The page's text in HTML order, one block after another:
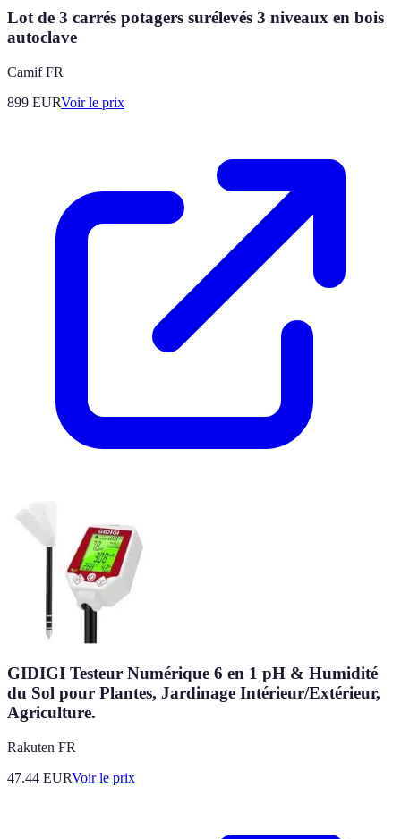
Lot de 3 carrés potagers surélevés 3 niveaux en bois
autoclave
Camif FR
899 EURVoir le prix
GIDIGI Testeur Numérique 6 en 1 pH & Humidité
du Sol pour Plantes, Jardinage Intérieur/Extérieur,
Agriculture.
Rakuten FR
47.44 EURVoir le prix